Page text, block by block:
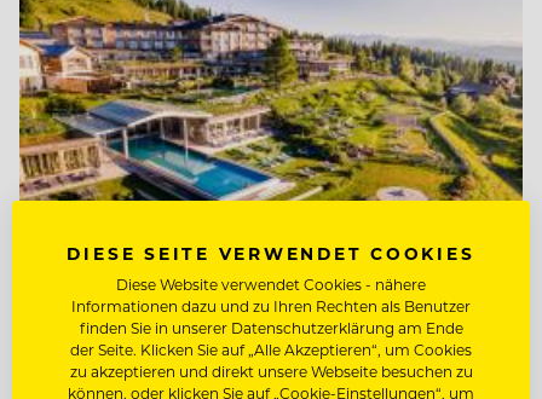
TOP ARBEITGEBER
Mountain Resort Feuerberg
DIESE SEITE VERWENDET COOKIES
Diese Website verwendet Cookies - nähere
Informationen dazu und zu Ihren Rechten als Benutzer
finden Sie in unserer Datenschutzerklärung am Ende
der Seite. Klicken Sie auf „Alle Akzeptieren“, um Cookies
zu akzeptieren und direkt unsere Webseite besuchen zu
können, oder klicken Sie auf „Cookie-Einstellungen“, um